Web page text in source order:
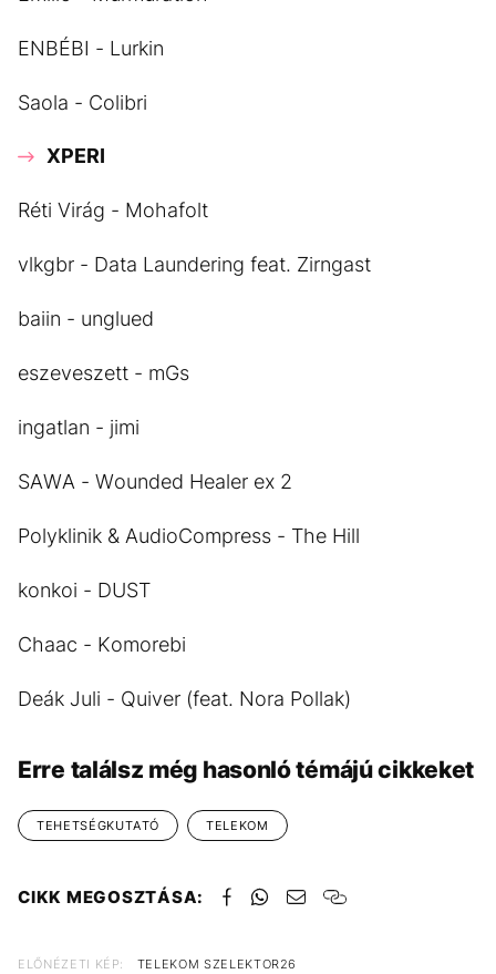
ENBÉBI - Lurkin
Saola - Colibri
XPERI
Réti Virág - Mohafolt
vlkgbr - Data Laundering feat. Zirngast
baiin - unglued
eszeveszett - mGs
ingatlan - jimi
SAWA - Wounded Healer ex 2
Polyklinik & AudioCompress - The Hill
konkoi - DUST
Chaac - Komorebi
Deák Juli - Quiver (feat. Nora Pollak)
Erre találsz még hasonló témájú cikkeket
TEHETSÉGKUTATÓ TELEKOM
CIKK MEGOSZTÁSA:
ELŐNÉZETI KÉP: TELEKOM SZELEKTOR26